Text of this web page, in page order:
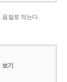
음절로 적는다.
보기